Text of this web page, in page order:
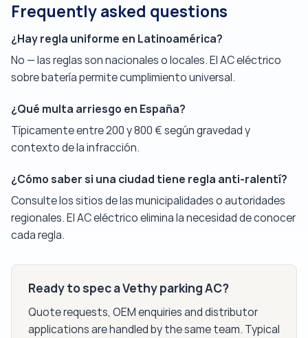
Frequently asked questions
¿Hay regla uniforme en Latinoamérica?
No — las reglas son nacionales o locales. El AC eléctrico
sobre batería permite cumplimiento universal.
¿Qué multa arriesgo en España?
Típicamente entre 200 y 800 € según gravedad y
contexto de la infracción.
¿Cómo saber si una ciudad tiene regla anti-ralentí?
Consulte los sitios de las municipalidades o autoridades
regionales. El AC eléctrico elimina la necesidad de conocer
cada regla.
Ready to spec a Vethy parking AC?
Quote requests, OEM enquiries and distributor
applications are handled by the same team. Typical